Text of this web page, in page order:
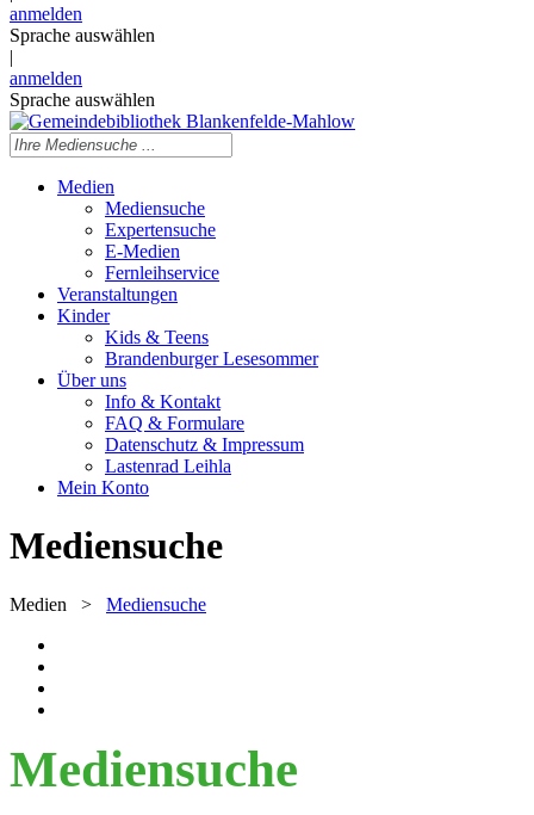
anmelden
Sprache auswählen
|
anmelden
Sprache auswählen
Medien
Mediensuche
Expertensuche
E-Medien
Fernleihservice
Veranstaltungen
Kinder
Kids & Teens
Brandenburger Lesesommer
Über uns
Info & Kontakt
FAQ & Formulare
Datenschutz & Impressum
Lastenrad Leihla
Mein Konto
Mediensuche
Medien > Mediensuche
Mediensuche